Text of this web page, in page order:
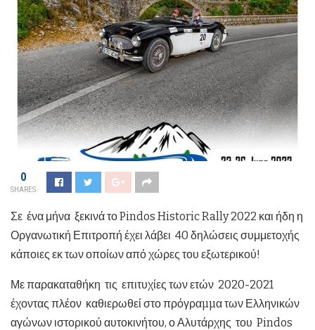
0
SHARES
Σε ένα μήνα ξεκινά το Pindos Historic Rally 2022 και ήδη η
Οργανωτική Επιτροπή έχει λάβει 40 δηλώσεις συμμετοχής
κάποιες εκ των οποίων από χώρες του εξωτερικού!
Με παρακαταθήκη τις επιτυχίες των ετών 2020-2021
έχοντας πλέον καθιερωθεί στο πρόγραµµα των Ελληνικών
αγώνων ιστορικού αυτοκινήτου, ο Αλυτάρχης του Pindos